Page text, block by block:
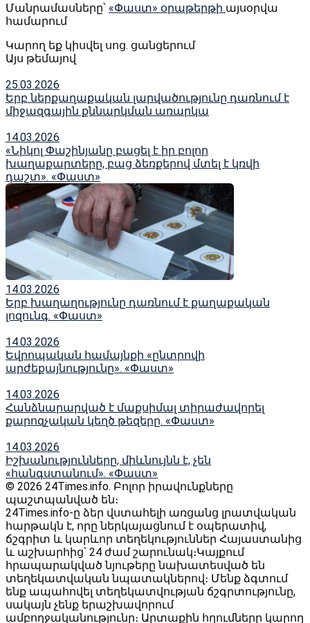
Մանրամասները՝ «Փաստ» օրաթերթի այսօրվա
համարում
Կարող եք կիսվել սոց․ ցանցերում
Այս թեմայով
25.03.2026
Երբ ներքաղաքական լարվածությունը դառնում է
միջազգային քննարկման առարկա
14.03.2026
«Նիկոլ Փաշինյանը բացել է իր բոլոր
խաղաքարտերը, բաց ձեռքերով մտել է կռվի
դաշտ». «Փաստ»
14.03.2026
Երբ խաղաղությունը դառնում է քաղաքական
լոզունգ. «Փաստ»
14.03.2026
Եվրոպական համայնքի «ընտրովի
արժեքայնությունը». «Փաստ»
14.03.2026
Հանձնարարված է մաքսիմալ տիրաժավորել
քարոզչական կեղծ թեզերը. «Փաստ»
14.03.2026
Իշխանությունները, միևնույնն է, չեն
«հանգստանում». «Փաստ»
© 2026 24Times.info․ Բոլոր իրավունքները
պաշտպանված են։
24Times.info-ը ձեր վստահելի առցանց լրատվական
հարթակն է, որը ներկայացնում է օպերատիվ,
ճշգրիտ և կարևոր տեղեկություններ Հայաստանից
և աշխարհից՝ 24 ժամ շարունակ։Կայքում
հրապարակված նյութերը նախատեսված են
տեղեկատվական նպատակներով։ Մենք ձգտում
ենք ապահովել տեղեկատվության ճշգրտությունը,
սակայն չենք երաշխավորում
ամբողջականությունը։ Արտաքին հղումները կարող